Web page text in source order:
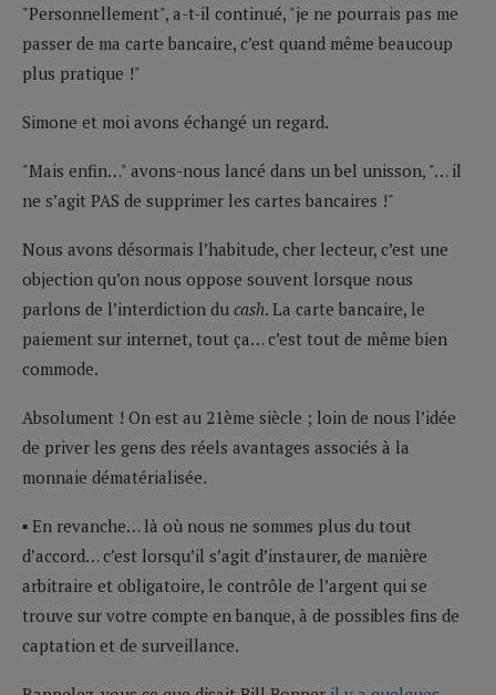
"Personnellement", a-t-il continué, "je ne pourrais pas me
passer de ma carte bancaire, c’est quand même beaucoup
plus pratique !"
Simone et moi avons échangé un regard.
"Mais enfin…" avons-nous lancé dans un bel unisson, "… il
ne s’agit PAS de supprimer les cartes bancaires !"
Nous avons désormais l’habitude, cher lecteur, c’est une
objection qu’on nous oppose souvent lorsque nous
parlons de l’interdiction du cash. La carte bancaire, le
paiement sur internet, tout ça… c’est tout de même bien
commode.
Absolument ! On est au 21ème siècle ; loin de nous l’idée
de priver les gens des réels avantages associés à la
monnaie dématérialisée.
▪ En revanche… là où nous ne sommes plus du tout
d’accord… c’est lorsqu’il s’agit d’instaurer, de manière
arbitraire et obligatoire, le contrôle de l’argent qui se
trouve sur votre compte en banque, à de possibles fins de
captation et de surveillance.